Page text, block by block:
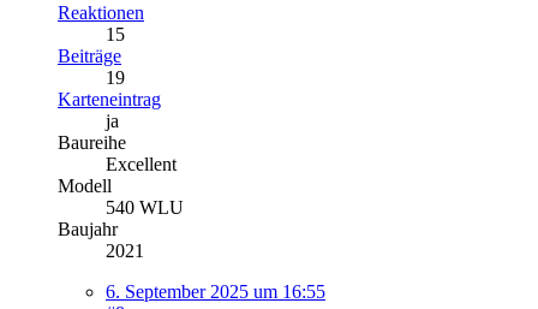
Reaktionen
15
Beiträge
19
Karteneintrag
ja
Baureihe
Excellent
Modell
540 WLU
Baujahr
2021
6. September 2025 um 16:55